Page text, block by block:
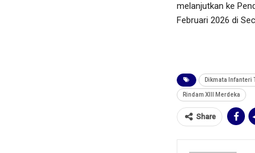
melanjutkan ke
Februari 2026 di
Dikmata Infanteri
Rindam XIII Merdeka
Share